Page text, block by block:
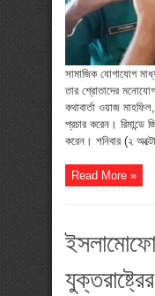
সামাজিক যোগাযোগ
তার শ্রোতাদের
কথাবার্তা ওয়াজ
প্রচার করেন। রিমান্ডে
করেন। শনিবার (২
Read More »